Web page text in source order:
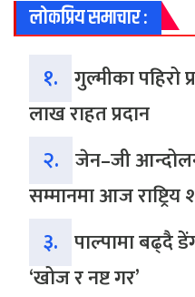
लोकप्रिय समाचार :
१. गुल्मीका पहिरो
लाख राहत प्रदान
२. जेन–जी
सम्मानमा आज
३. पाल्पामा बढ्दै
‘खोज र नष्ट गर’